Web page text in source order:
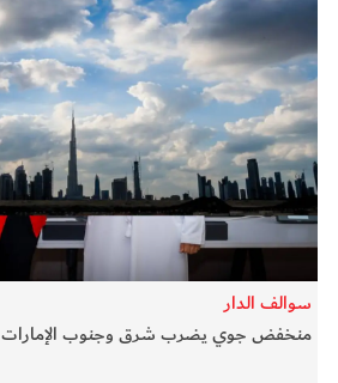
سوالف الدار
بيزنس
في المرمى
وثائقيات الخور
فن وثقافة
كوكب دبي
سوالف الدار
منخفض جوي يضرب شرق وجنوب الإمارات